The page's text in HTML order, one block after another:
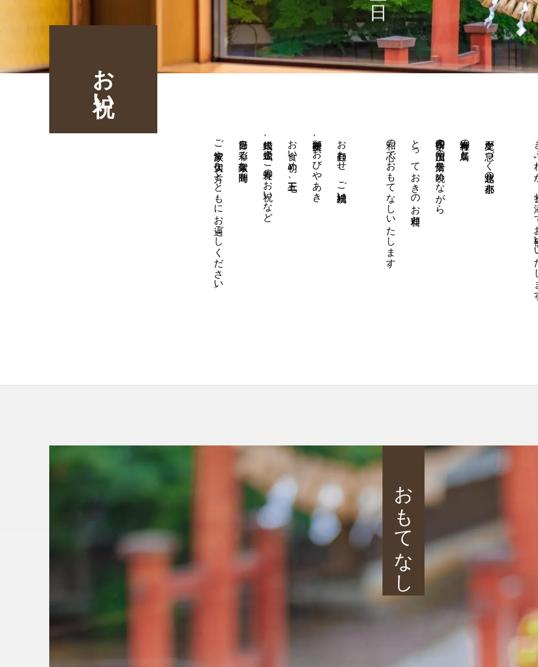
お祝い
きふねが
歴史が息づく北越の小京都
青海神社の鳥居と
四季折々の加茂山の情景を眺めながら、
とっておきのお料理と
和の心でおもてなしいたします。
お顔合わせ、ご結婚祝い、
安産祈願、おびやあき、
お食い初め、七五三、
銀婚式、金婚式、ご長寿のお祝いなど
節目を彩る素敵な時間を
ご家族や大切な方とともにお過ごしください。
おもてなし